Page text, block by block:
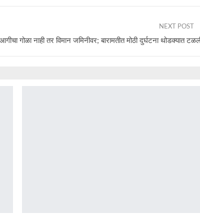
NEXT POST
गोळा नाही तर विमान जमिनीवर; बारामतीत मोठी दुर्घटना थोडक्यात